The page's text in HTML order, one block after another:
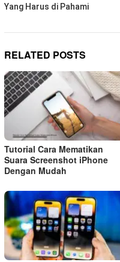
Yang Harus di Pahami
RELATED POSTS
Tutorial Cara Mematikan
Suara Screenshot iPhone
Dengan Mudah